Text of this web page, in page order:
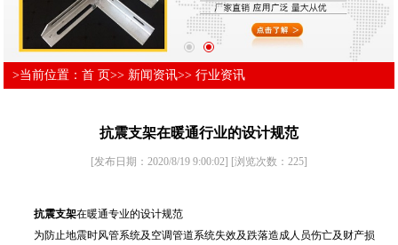
>当前位置：首 页>> 新闻资讯>>行业资讯
抗震支架在暖通行业的设计规范
[发布日期：2020/8/19 9:00:02] [浏览次数： 225]
抗震支架在暖通专业的设计规范
为防止地震时风管系统及空调管道系统失效及跌落造成人员伤亡及财产损